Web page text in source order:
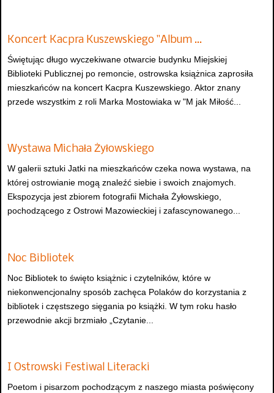
Koncert Kacpra Kuszewskiego "Album …
Świętując długo wyczekiwane otwarcie budynku Miejskiej
Biblioteki Publicznej po remoncie, ostrowska książnica zaprosiła
mieszkańców na koncert Kacpra Kuszewskiego. Aktor znany
przede wszystkim z roli Marka Mostowiaka w "M jak Miłość...
Wystawa Michała Żyłowskiego
W galerii sztuki Jatki na mieszkańców czeka nowa wystawa, na
której ostrowianie mogą znaleźć siebie i swoich znajomych.
Ekspozycja jest zbiorem fotografii Michała Żyłowskiego,
pochodzącego z Ostrowi Mazowieckiej i zafascynowanego...
Noc Bibliotek
Noc Bibliotek to święto książnic i czytelników, które w
niekonwencjonalny sposób zachęca Polaków do korzystania z
bibliotek i częstszego sięgania po książki. W tym roku hasło
przewodnie akcji brzmiało „Czytanie...
I Ostrowski Festiwal Literacki
Poetom i pisarzom pochodzącym z naszego miasta poświęcony